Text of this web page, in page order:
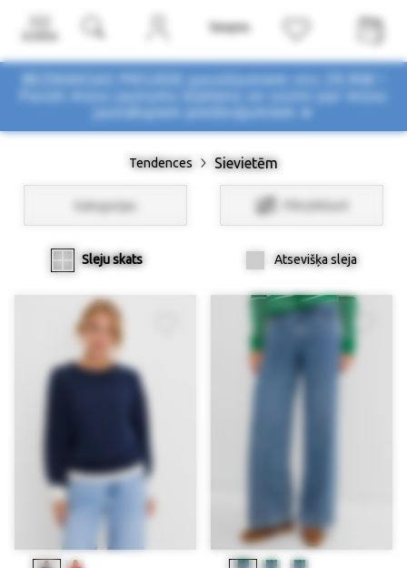
BEZMAKSAS PIEGĀDE pasūtījumiem virs 29,90€ !
Pasūti mūsu jaunumu biļetenu un uzzini par mūsu
Tendences Sievietēm
Kategorijas Filtri/Atlasīt
Sleju skats Atsevišķa sleja